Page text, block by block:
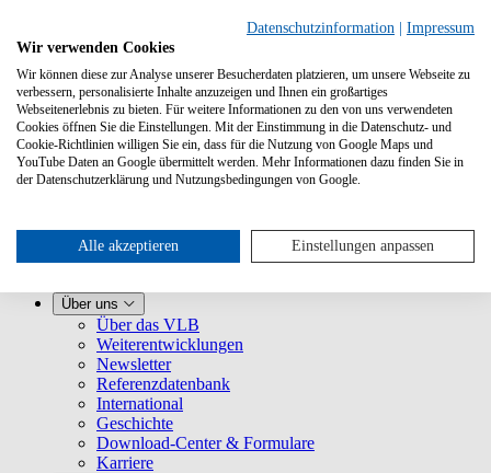
Leistungen
VLB kennenlernen
Für Selfpublisher
Für Dienstleister
Über uns
Über das VLB
Weiterentwicklungen
Newsletter
Referenzdatenbank
International
Geschichte
Download-Center & Formulare
Karriere
Datenschutzinformation
Impressum
Wir verwenden Cookies
Wir können diese zur Analyse unserer Besucherdaten platzieren, um unsere Webseite zu
verbessern, personalisierte Inhalte anzuzeigen und Ihnen ein großartiges
Webseitenerlebnis zu bieten. Für weitere Informationen zu den von uns verwendeten
Cookies öffnen Sie die Einstellungen. Mit der Einstimmung in die Datenschutz- und
Cookie-Richtlinien willigen Sie ein, dass für die Nutzung von Google Maps und
YouTube Daten an Google übermittelt werden. Mehr Informationen dazu finden Sie in
der Datenschutzerklärung und Nutzungsbedingungen von Google.
Alle akzeptieren Einstellungen anpassen